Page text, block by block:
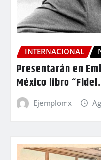
INTERNACIONAL
Presentarán en
México libro
Ejemplomx